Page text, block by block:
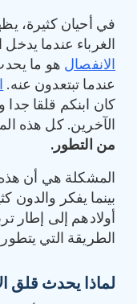
في أحيان كثيرة،
الغرباء عندما يدخل
الانفصال هو ما
عندما تبتعدون عنه.
كان ابنكم قلقا جدا
الآخرين. كل هذه
من التطور.
المشكلة هي أن هذه
بينما يفكر والدون
أولادهم إلى إطار
الطريقة التي يتطور
لماذا يحدث قلق